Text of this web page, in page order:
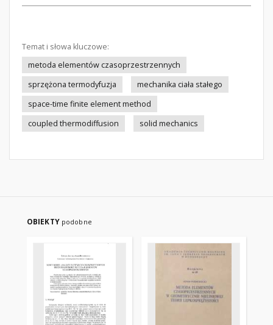
Temat i słowa kluczowe:
metoda elementów czasoprzestrzennych
sprzężona termodyfuzja
mechanika ciała stałego
space-time finite element method
coupled thermodiffusion
solid mechanics
OBIEKTY podobne